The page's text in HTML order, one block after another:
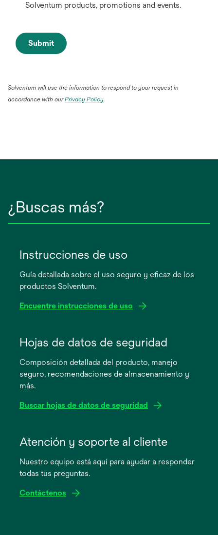
Solventum products, promotions and events.
Submit
Solventum will use the information to respond to your request in
accordance with ourPrivacy Policy.
¿Buscas más?
Instrucciones de uso
Guía detallada sobre el uso seguro y eficaz de los
productos Solventum.
Encuentre instrucciones de uso
abre
pestaña
nueva
Hojas de datos de seguridad
Composición detallada del producto, manejo
seguro, recomendaciones de almacenamiento y
más.
Buscar hojas de datos de seguridad
abre
pestaña
Atención y soporte al cliente
Nuestro equipo está aquí para ayudar a responder
todas tus preguntas.
Contáctenos